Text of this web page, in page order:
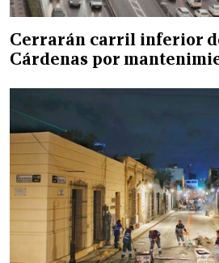
Cerrarán carril inferior
Cárdenas por